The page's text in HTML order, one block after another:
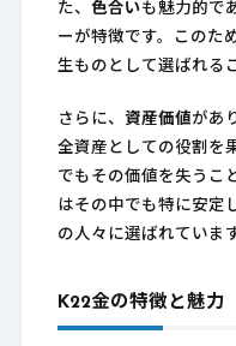
た、 色合いも魅力的で
ーが特徴です。このた
生ものとして選ばれる
さらに、 資産価値があ
全資産としての役割を
でもその価値を失うこ
はその中でも特に安定
の人々に選ばれていま
K22金の特徴と魅力